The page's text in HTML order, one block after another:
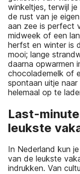
winkeltjes, terwijl
de rust van je
aan zee is perfect
midweek of een
herfst en winter is
mooi; lange
daarna opwarmen
chocolademelk of
spontaan uitje
helemaal op te
Last-
leukste
In Nederland kun
van de leukste
indrukken. Van